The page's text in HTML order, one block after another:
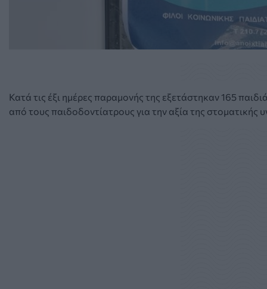
Κατά τις έξι ημέρες παραμονής της εξετάστηκαν 165
από τους παιδοδοντίατρους για την αξία της στοματικής